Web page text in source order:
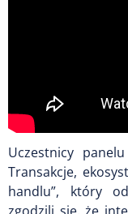
Uczestnicy
Transakcje,
handlu”, który